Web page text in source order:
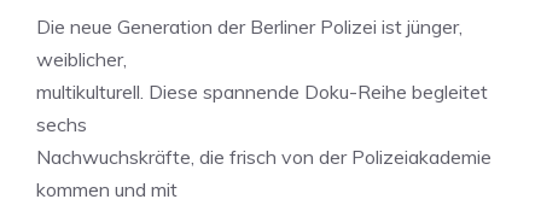
Die neue Generation der Berliner Polizei ist jünger,
weiblicher,
multikulturell. Diese spannende Doku-Reihe begleitet
sechs
Nachwuchskräfte, die frisch von der Polizeiakademie
kommen und mit